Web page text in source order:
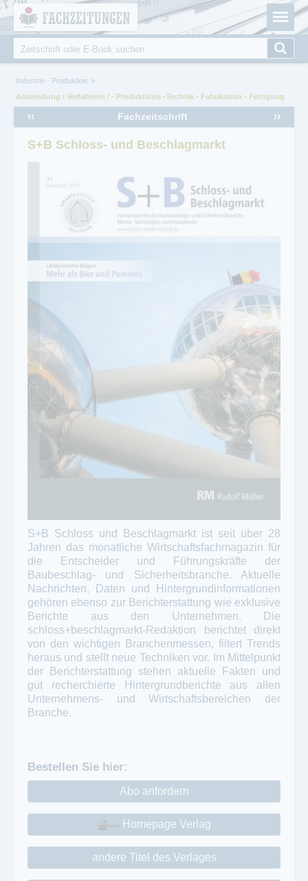
Fachzeitungen.de - Das unabhängige Portal für
Fachmagazine Fachpublikationen & eBooks
Suche
Sie sind hier
Industrie - Produktion
Anwendung / Verfahrens / - Produktions -Technik - Fabrikation - Fertigung
Fachzeitschrift
‹‹ ››
S+B Schloss- und Beschlagmarkt
S+B Schloss und Beschlagmarkt ist seit über 28
Jahren das monatliche Wirtschaftsfachmagazin für
die Entscheider und Führungskräfte der
Baubeschlag- und Sicherheitsbranche. Aktuelle
Nachrichten, Daten und Hintergrundinformationen
gehören ebenso zur Berichterstattung wie exklusive
Berichte aus den Unternehmen. Die
schloss+beschlagmarkt-Redaktion berichtet direkt
von den wichtigen Branchenmessen, filtert Trends
heraus und stellt neue Techniken vor. Im Mittelpunkt
der Berichterstattung stehen aktuelle Fakten und
gut recherchierte Hintergrundberichte aus allen
Unternehmens- und Wirtschaftsbereichen der
Branche.
Bestellen Sie hier:
Abo anfordern
Homepage Verlag
andere Titel des Verlages
Cookie-Einstellungen